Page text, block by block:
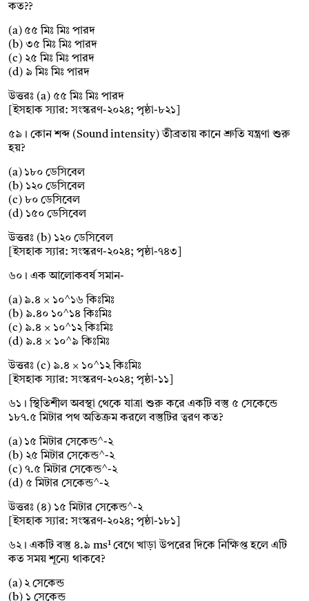
কত??
(a) ৫৫ মিঃ মিঃ পারদ
(b) ৩৫ মিঃ মিঃ পারদ
(c) ২৫ মিঃ মিঃ পারদ
(d) ৯ মিঃ মিঃ পারদ
উত্তরঃ (a) ৫৫ মিঃ মিঃ পারদ
[ইসহাক স্যার: সংস্করণ-২০২৪; পৃষ্ঠা-৮২১]
৫৯। কোন শব্দ (Sound intensity) তীব্রতায় কানে শ্রুতি যন্ত্রণা শুরু
হয়?
(a) ১৮০ ডেসিবেল
(b) ১২০ ডেসিবেল
(c) ৮০ ডেসিবেল
(d) ১৫০ ডেসিবেল
উত্তরঃ (b) ১২০ ডেসিবেল
[ইসহাক স্যার: সংস্করণ-২০২৪; পৃষ্ঠা-৭৪৩]
৬০। এক আলোকবর্ষ সমান-
(a) ৯.৪ × ১০^১৬ কিঃমিঃ
(b) ৯.৪০ ১০^১৪ কিঃমিঃ
(c) ৯.৪ × ১০^১২ কিঃমিঃ
(d) ৯.৪ × ১০^৯ কিঃমিঃ
উত্তরঃ (c) ৯.৪ × ১০^১২ কিঃমিঃ
[ইসহাক স্যার: সংস্করণ-২০২৪; পৃষ্ঠা-১১]
৬১। স্থিতিশীল অবস্থা থেকে যাত্রা শুরু করে একটি বস্তু ৫ সেকেন্ডে
১৮৭.৫ মিটার পথ অতিক্রম করলে বস্তুটির ত্বরণ কত?
(a) ১৫ মিটার সেকেন্ড^-২
(b) ২৫ মিটার সেকেন্ড^-২
(c) ৭.৫ মিটার সেকেন্ড^-২
(d) ৫ মিটার সেকেন্ড^-২
উত্তরঃ (৪) ১৫ মিটার সেকেন্ড^-২
[ইসহাক স্যার: সংস্করণ-২০২৪; পৃষ্ঠা-১৮১]
৬২। একটি বস্তু ৪.৯ ms¹ বেগে খাড়া উপরের দিকে নিক্ষিপ্ত হলে এটি
কত সময় শূন্যে থাকবে?
(a) ২ সেকেন্ড
(b) ১ সেকেন্ড